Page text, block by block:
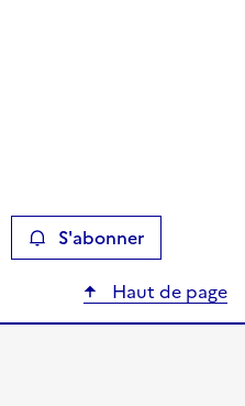
S'abonner
Haut de page